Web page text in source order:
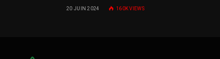
20 JUIN 2024 160KVIEWS